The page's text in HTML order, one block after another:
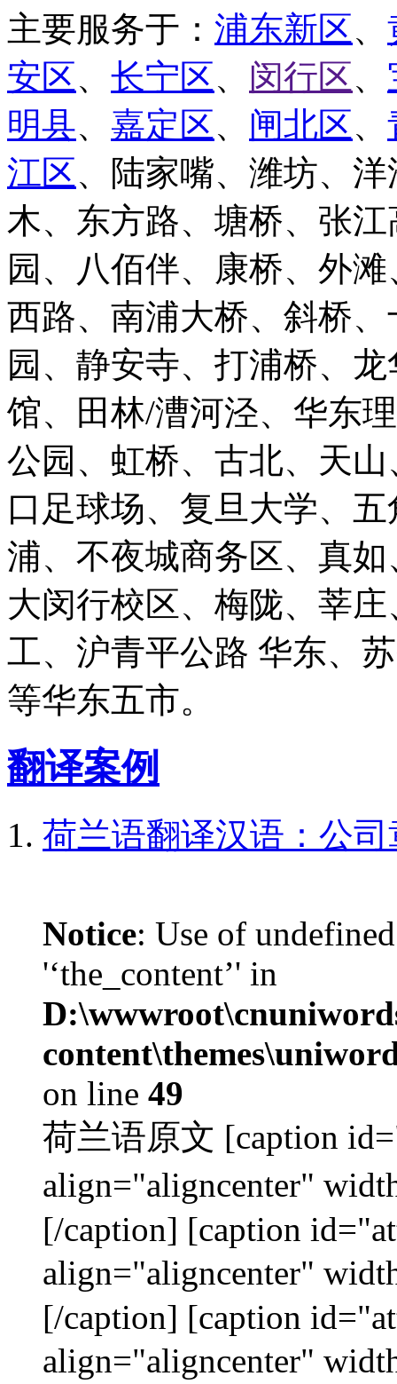
主要服务于： 浦东新区、
安区、 长宁区、 闵行区、
明县、 嘉定区、 闸北区、
江区、陆家嘴、潍坊、
木、东方路、塘桥、张
园、八佰伴、康桥、外
西路、南浦大桥、斜桥
园、静安寺、打浦桥、
馆、田林/漕河泾、华东
公园、虹桥、古北、天
口足球场、复旦大学、
浦、不夜城商务区、真
大闵行校区、梅陇、莘
工、沪青平公路 华东、
等华东五市。
翻译案例
荷兰语翻译汉语：公
Notice: Use of
'‘the_content’' in
on line 49
荷兰语原文 [caption
align="aligncenter"
[/caption] [caption
align="aligncenter"
[/caption] [caption
align="aligncenter"